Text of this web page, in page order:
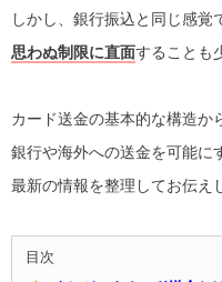
しかし、銀行振込と同じ感覚
思わぬ制限に直面することも
カード送金の基本的な構造か
銀行や海外への送金を可能に
最新の情報を整理してお伝え
目次